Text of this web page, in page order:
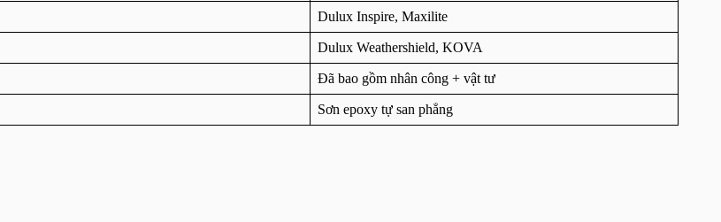
Dulux Inspire, Maxilite
Dulux Weathershield, KOVA
Đã bao gồm nhân công + vật tư
Sơn epoxy tự san phẳng